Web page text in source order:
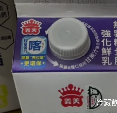
冷藏